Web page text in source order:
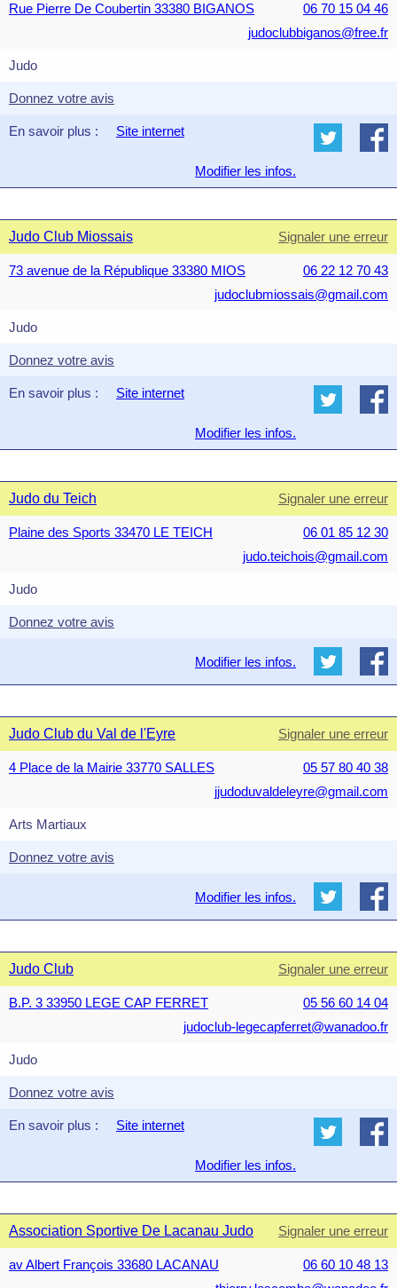
Rue Pierre De Coubertin 33380 BIGANOS
06 70 15 04 46
judoclubbiganos@free.fr
Judo
Donnez votre avis
En savoir plus : Site internet
Modifier les infos.
Judo Club Miossais Signaler une erreur
73 avenue de la République 33380 MIOS
06 22 12 70 43
judoclubmiossais@gmail.com
Judo
Donnez votre avis
En savoir plus : Site internet
Modifier les infos.
Judo du Teich Signaler une erreur
Plaine des Sports 33470 LE TEICH
06 01 85 12 30
judo.teichois@gmail.com
Judo
Donnez votre avis
Modifier les infos.
Judo Club du Val de l'Eyre Signaler une erreur
4 Place de la Mairie 33770 SALLES
05 57 80 40 38
jjudoduvaldeleyre@gmail.com
Arts Martiaux
Donnez votre avis
Modifier les infos.
Judo Club Signaler une erreur
B.P. 3 33950 LEGE CAP FERRET
05 56 60 14 04
judoclub-legecapferret@wanadoo.fr
Judo
Donnez votre avis
En savoir plus : Site internet
Modifier les infos.
Association Sportive De Lacanau Judo Signaler une erreur
av Albert François 33680 LACANAU
06 60 10 48 13